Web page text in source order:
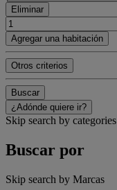
Eliminar
Agregar una habitación
Otros criterios
Buscar
¿Adónde quiere ir?
Skip search by categories
Buscar por
Skip search by Marcas